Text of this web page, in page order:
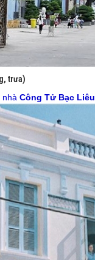
trưa)
nhà Công Tử Bạc Liêu